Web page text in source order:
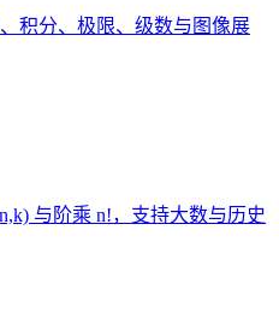
积分、极限、级数与图像展
与阶乘 n!，支持大数与历史